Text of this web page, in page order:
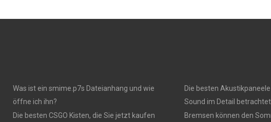
Was ist ein smime.p7s Dateianhang und wie
öffne ich ihn?
Die besten CSGO Kisten, die Sie jetzt kaufen
Die besten
Sound im Detail betrachtet
Bremsen können den